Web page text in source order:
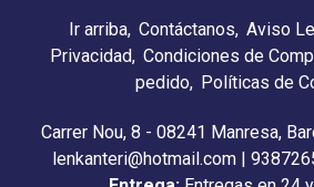
Ir arriba Contáctanos Aviso
Privacidad Condiciones de
pedido
Políticas de
Carrer Nou, 8 - 08241 Manresa,
lenkanteri@hotmail.com |